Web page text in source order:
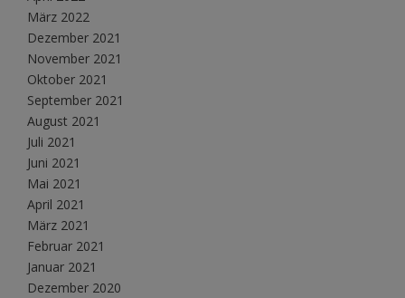
März 2022
Dezember 2021
November 2021
Oktober 2021
September 2021
August 2021
Juli 2021
Juni 2021
Mai 2021
April 2021
März 2021
Februar 2021
Januar 2021
Dezember 2020